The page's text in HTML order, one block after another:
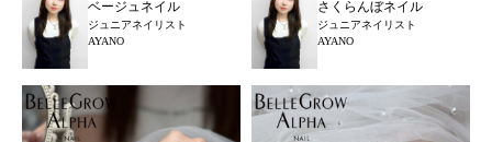
ベージュネイル
ジュニアネイリスト
AYANO
さくらんぼネイル
ジュニアネイリスト
AYANO